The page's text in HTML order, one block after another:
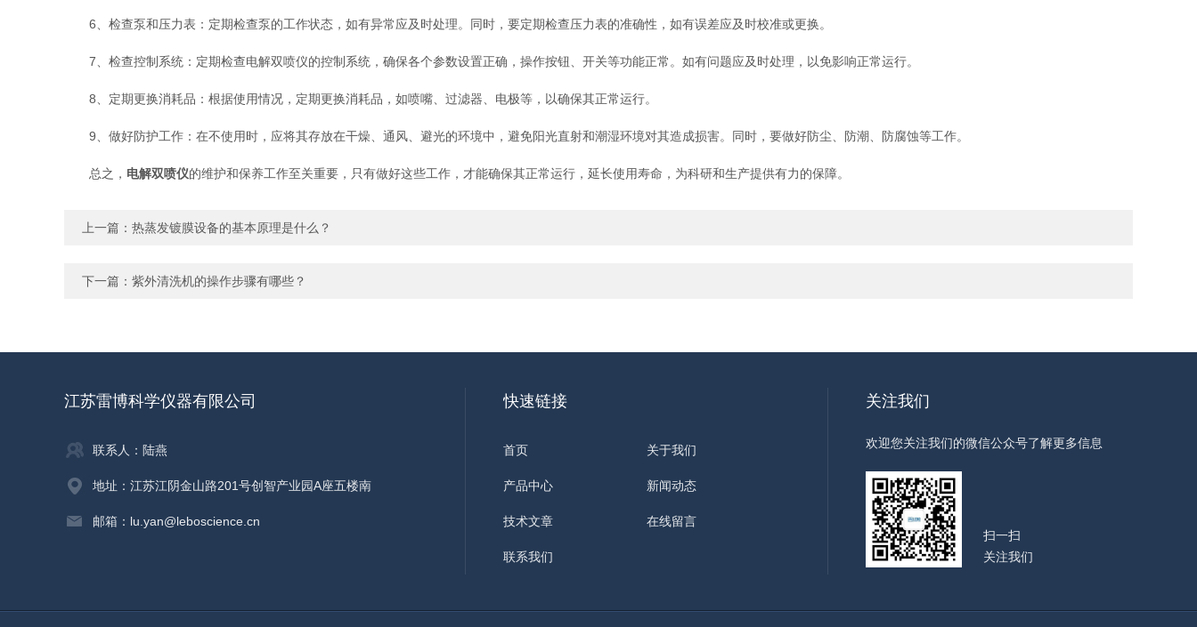
6、检查泵和压力表：定期检查泵的工作状态，如有异常应及时处理。同时，要定期检查压力表的准确性，如有误差应及时校准或更换。
7、检查控制系统：定期检查电解双喷仪的控制系统，确保各个参数设置正确，操作按钮、开关等功能正常。如有问题应及时处理，以免影响正常运行。
8、定期更换消耗品：根据使用情况，定期更换消耗品，如喷嘴、过滤器、电极等，以确保其正常运行。
9、做好防护工作：在不使用时，应将其存放在干燥、通风、避光的环境中，避免阳光直射和潮湿环境对其造成损害。同时，要做好防尘、防潮、防腐蚀等工作。
总之， 电解双喷仪的维护和保养工作至关重要，只有做好这些工作，才能确保其正常运行，延长使用寿命，为科研和生产提供有力的保障。
上一篇： 热蒸发镀膜设备的基本原理是什么？
下一篇： 紫外清洗机的操作步骤有哪些？
江苏雷博科学仪器有限公司
联系人：陆燕
地址：江苏江阴金山路201号创智产业园A座五楼南
邮箱：lu.yan@leboscience.cn
快速链接
首页 关于我们
产品中心 新闻动态
技术文章 在线留言
联系我们
关注我们
欢迎您关注我们的微信公众号了解更多信息
扫一扫
关注我们